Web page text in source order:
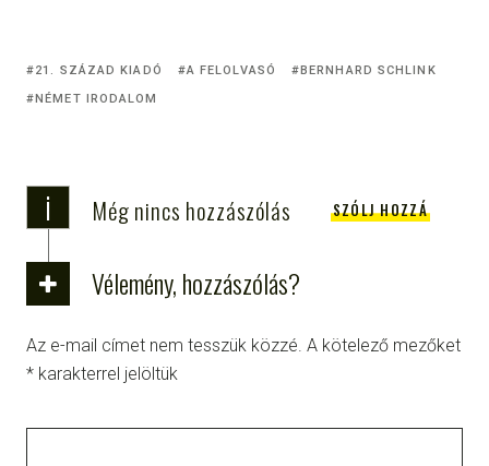
21. SZÁZAD KIADÓ A FELOLVASÓ
BERNHARD SCHLINK
NÉMET IRODALOM
i Még nincs hozzászólás SZÓLJ HOZZÁ
Vélemény, hozzászólás?
Az e-mail címet nem tesszük közzé. A kötelező mezőket
* karakterrel jelöltük